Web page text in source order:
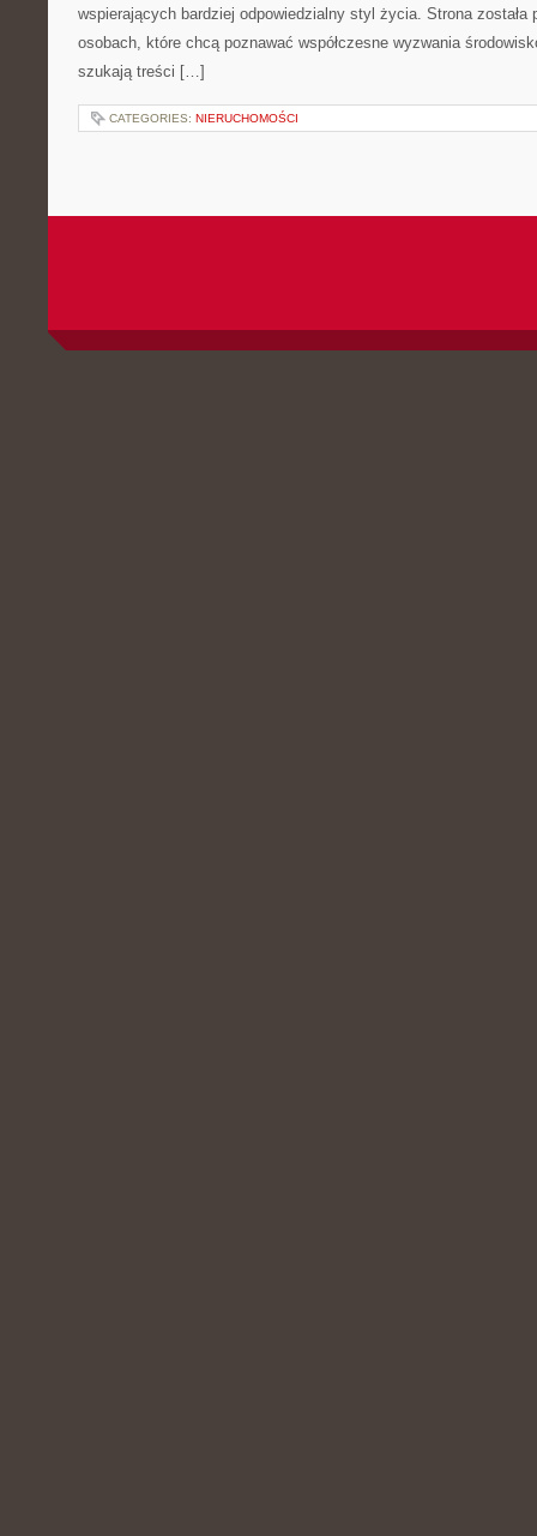
wspierających bardziej odpowiedzialny styl życia. Strona została
osobach, które chcą poznawać współczesne wyzwania
szukają treści […]
CATEGORIES: NIERUCHOMOŚCI